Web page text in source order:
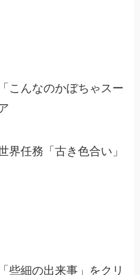
こんなのかぼちゃスー
界任務「古き色合い」
些細の出来事」をクリ